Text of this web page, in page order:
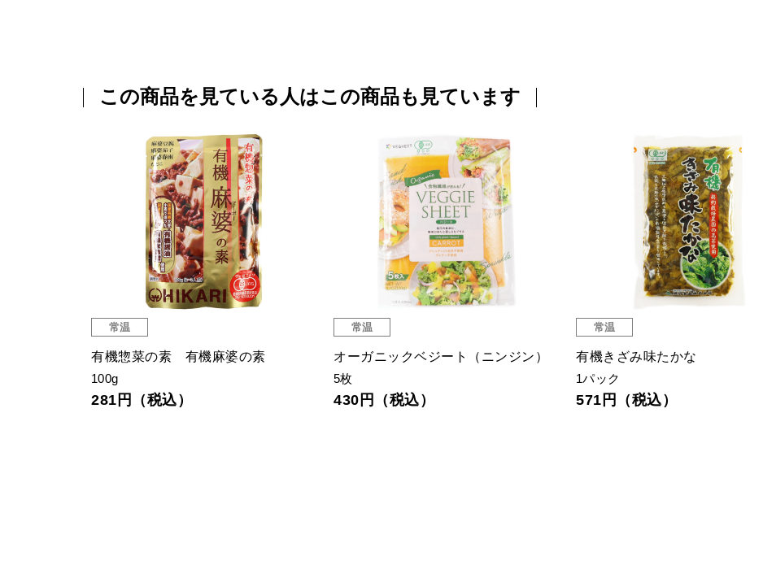
この商品を見ている人はこの商品も見ています
常温
有機惣菜の素 有機麻婆の素
100g
281円（税込）
常温
オーガニックベジート（ニンジン）
5枚
430円（税込）
常温
有機きざみ味たかな
1パック
571円（税込）